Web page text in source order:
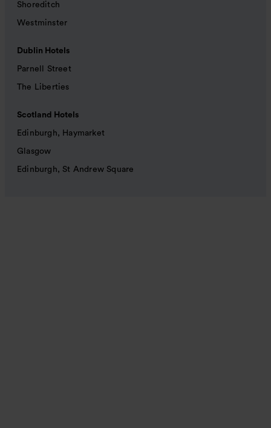
Shoreditch
Westminster
Dublin Hotels
Parnell Street
The Liberties
Scotland Hotels
Edinburgh, Haymarket
Glasgow
Edinburgh, St Andrew Square